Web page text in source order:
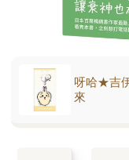
呀哈★吉
來